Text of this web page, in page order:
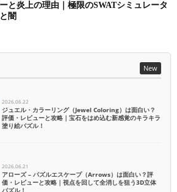
と炎上の理由｜極限のSWATシミュレータ
闇
New
2026.06.22
ジュエル・カラーリング（Jewel Coloring）は面白い？
評価・レビューと攻略｜宝石をはめ込む新感覚のキラキラ
塗り絵パズル！
2026.06.21
アローズ – パズルエスケープ（Arrows）は面白い？評
価・レビューと攻略｜視点を回して全消しを狙う3D立体
パズル！